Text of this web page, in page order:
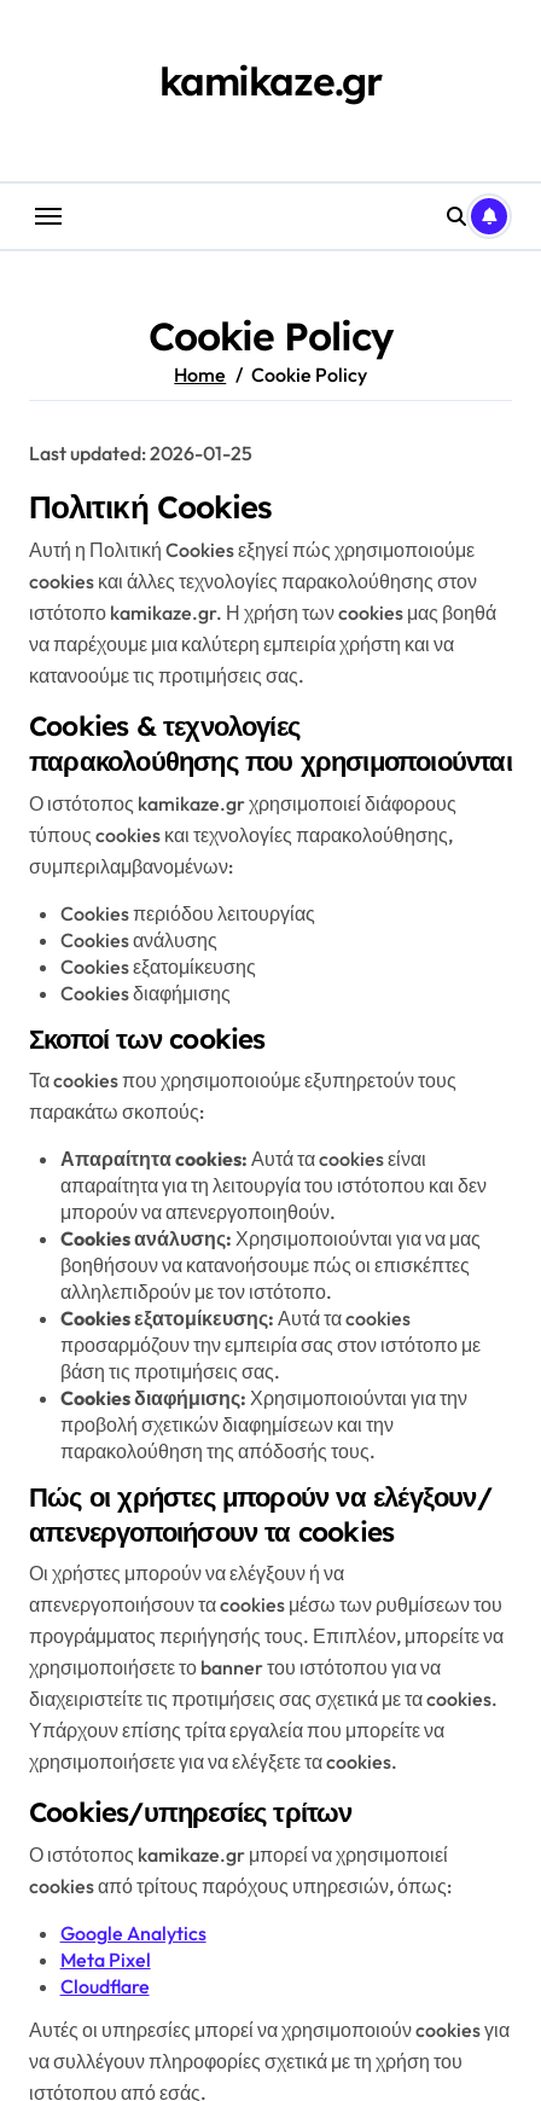
kamikaze.gr
Cookie Policy
Home Cookie Policy
Last updated: 2026-01-25
Πολιτική Cookies
Αυτή η Πολιτική Cookies εξηγεί πώς χρησιμοποιούμε
cookies και άλλες τεχνολογίες παρακολούθησης στον
ιστότοπο kamikaze.gr. Η χρήση των cookies μας βοηθά
να παρέχουμε μια καλύτερη εμπειρία χρήστη και να
κατανοούμε τις προτιμήσεις σας.
Cookies & τεχνολογίες
παρακολούθησης που χρησιμοποιούνται
Ο ιστότοπος kamikaze.gr χρησιμοποιεί διάφορους
τύπους cookies και τεχνολογίες παρακολούθησης,
συμπεριλαμβανομένων:
Cookies περιόδου λειτουργίας
Cookies ανάλυσης
Cookies εξατομίκευσης
Cookies διαφήμισης
Σκοποί των cookies
Τα cookies που χρησιμοποιούμε εξυπηρετούν τους
παρακάτω σκοπούς:
Απαραίτητα cookies: Αυτά τα cookies είναι
απαραίτητα για τη λειτουργία του ιστότοπου και δεν
μπορούν να απενεργοποιηθούν.
Cookies ανάλυσης: Χρησιμοποιούνται για να μας
βοηθήσουν να κατανοήσουμε πώς οι επισκέπτες
αλληλεπιδρούν με τον ιστότοπο.
Cookies εξατομίκευσης: Αυτά τα cookies
προσαρμόζουν την εμπειρία σας στον ιστότοπο με
βάση τις προτιμήσεις σας.
Cookies διαφήμισης: Χρησιμοποιούνται για την
προβολή σχετικών διαφημίσεων και την
παρακολούθηση της απόδοσής τους.
Πώς οι χρήστες μπορούν να ελέγξουν/
απενεργοποιήσουν τα cookies
Οι χρήστες μπορούν να ελέγξουν ή να
απενεργοποιήσουν τα cookies μέσω των ρυθμίσεων του
προγράμματος περιήγησής τους. Επιπλέον, μπορείτε να
χρησιμοποιήσετε το banner του ιστότοπου για να
διαχειριστείτε τις προτιμήσεις σας σχετικά με τα cookies.
Υπάρχουν επίσης τρίτα εργαλεία που μπορείτε να
χρησιμοποιήσετε για να ελέγξετε τα cookies.
Cookies/υπηρεσίες τρίτων
Ο ιστότοπος kamikaze.gr μπορεί να χρησιμοποιεί
cookies από τρίτους παρόχους υπηρεσιών, όπως:
Google Analytics
Meta Pixel
Cloudflare
Αυτές οι υπηρεσίες μπορεί να χρησιμοποιούν cookies για
να συλλέγουν πληροφορίες σχετικά με τη χρήση του
ιστότοπου από εσάς.